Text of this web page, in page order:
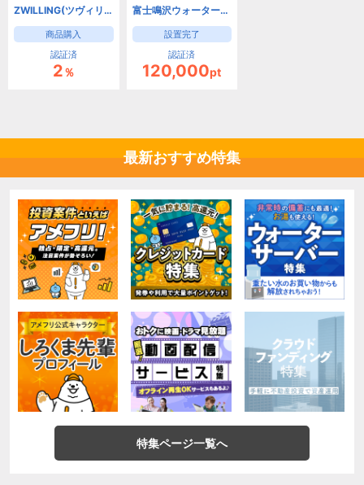
ZWILLING(ツヴィリング) 公式オンラインショップ
商品購入
認証済
2％
富士鳴沢ウォーター（浄水型）
設置完了
認証済
120,000pt
最新おすすめ特集
特集ページ一覧へ